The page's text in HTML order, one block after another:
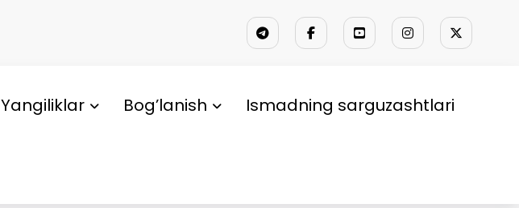
Yangiliklar Bog’lanish Ismadning sarguzashtlari